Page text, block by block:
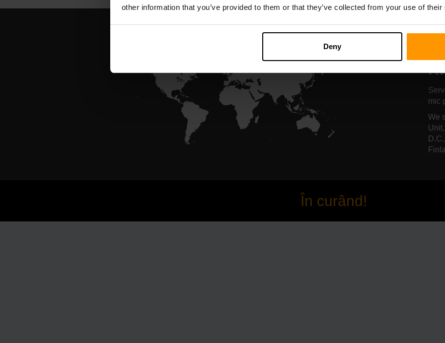
other information that you’ve provided to them or that they’ve collected from your use of
Deny
mic
We
În curând!